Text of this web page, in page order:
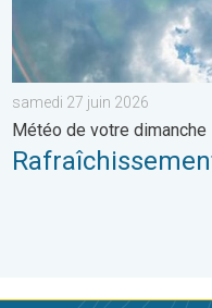
samedi 27 juin 2026
Météo de votre dimanche